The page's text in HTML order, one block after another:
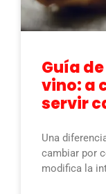
Guía
vino: a
servir
Una
cambiar por
modifica la